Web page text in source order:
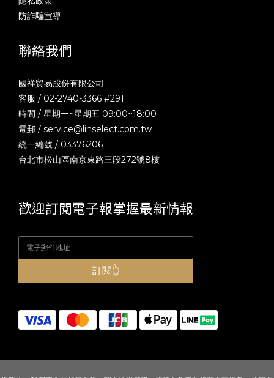
防詐騙宣導
聯絡我們
國祥貿易股份有限公司
客服 / 02-2740-3366 #291
時間 / 星期一~星期五 09:00~18:00
電郵 / service@linselect.com.tw
統一編號 / 03376206
台北市松山區南京東路三段272號8樓
歡迎訂閱電子報掌握最新情報
訂閱👆